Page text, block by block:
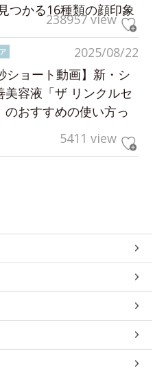
つかる16種類の顔印象
238957 view
2025/08/22
ショート動画】新・シ
美容液「ザ リンクルセ
のおすすめの使い方っ
5411 view